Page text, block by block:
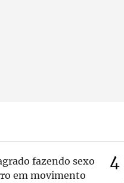
fazendo sexo
em movimento